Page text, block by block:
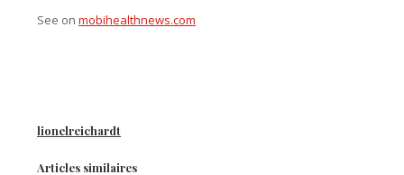
See on mobihealthnews.com
lionelreichardt
Articles similaires